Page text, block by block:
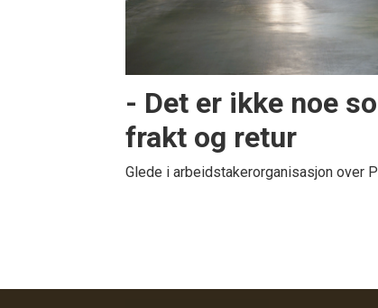
- Det er ikke noe
frakt og retur
Glede i arbeidstakerorganisasjon over